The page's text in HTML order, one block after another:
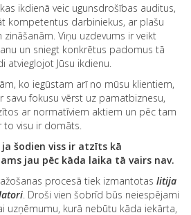
ikdienā veic ugunsdrošības auditus,
kompetentus darbiniekus, ar plašu
Viņu uzdevums ir veikt
un sniegt konkrētus padomus tā
atvieglojot Jūsu ikdienu.
ko iegūstam arī no mūsu klientiem,
savu fokusu vērst uz pamatbiznesu,
ar normatīviem aktiem un pēc tam
visu ir domāts.
šodien viss ir atzīts kā
jau pēc kāda laika tā vairs nav.
procesā tiek izmantotas litija
. Droši vien šobrīd būs neiespējami
uzņēmumu, kurā nebūtu kāda iekārta,